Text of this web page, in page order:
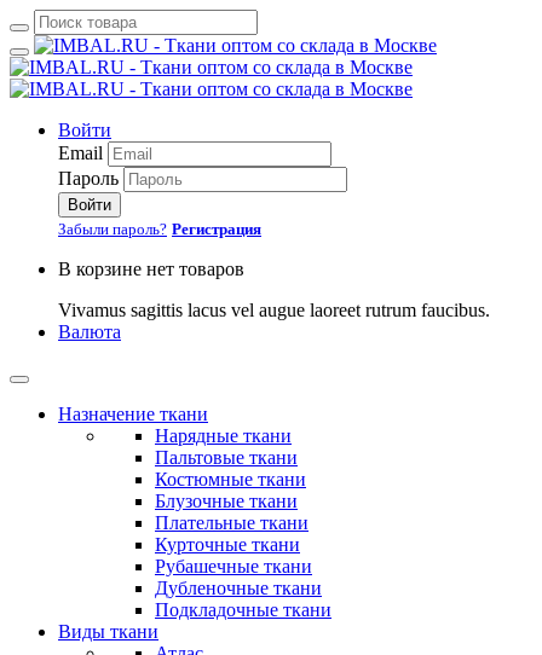
Войти
Email
Пароль
Войти
Забыли пароль? Регистрация
В корзине нет товаров
Vivamus sagittis lacus vel augue laoreet rutrum faucibus.
Валюта
Назначение ткани
Нарядные ткани
Пальтовые ткани
Костюмные ткани
Блузочные ткани
Плательные ткани
Курточные ткани
Рубашечные ткани
Дубленочные ткани
Подкладочные ткани
Виды ткани